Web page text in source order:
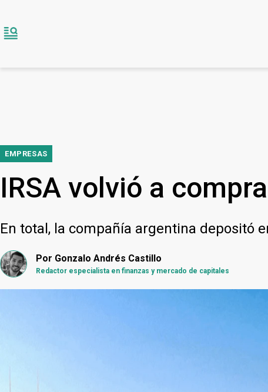
EMPRESAS
IRSA volvió a
En total, la compañía argentina depositó
Por Gonzalo Andrés Castillo
Redactor especialista en finanzas y mercado de capitales